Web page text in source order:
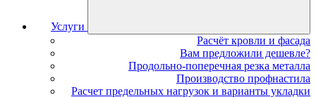
Услуги
Расчёт кровли и фасада
Вам предложили дешевле?
Продольно-поперечная резка металла
Производство профнастила
Расчет предельных нагрузок и варианты укладки